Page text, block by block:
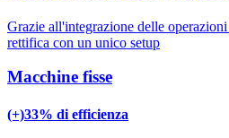
Grazie all'integrazione delle
rettifica con un unico setup
Macchine fisse
(+)33% di efficienza